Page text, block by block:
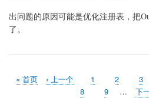
出问题的原因可能是优化注册表，把
了。
分
首
« 首页
前
‹ 上一个
页1
页
2
页
面
3
页
8
页
9 …
下
下